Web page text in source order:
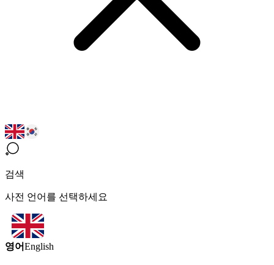
검색
사전 언어를 선택하세요
영어English